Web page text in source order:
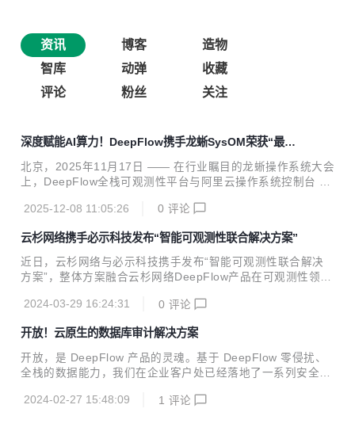
资讯 博客
造物
智库
动弹
收藏
评论
粉丝 关注
深度赋能AI算力！DeepFlow携手龙蜥SysOM荣获“最佳
联合解决方案奖”——eBPF破解CPU到GPU全链路观测难
题
北京，2025年11月17日 —— 在行业瞩目的龙蜥操作系统大会
上，DeepFlow全栈可观测性平台与阿里云操作系统控制台 Sy
础设施可观测解决方案”，荣获大会颁发的“最佳联合解决方案
也标志着在 AI 算力爆发式增长背景下，可观测性正成为支撑
大模型稳定运行与高效调优的关键核心。 在 LLM 大模型训练
与推理的全流程中，企业常面临 GPU 利用率低下、训练任务
夯住、请求响应延迟高等典型性能瓶颈。尤其在异构环境下数
据难以关联分析，导致问题定位困难、调优效率低下，严重影
2025-12-08 11:05:26 0 评论
云杉网络携手必示科技发布“智能可观测性联合解决方案”
近日，云杉网络与必示科技携手发布“智能可观测性联合解决
方案”，整体方案融合云杉网络DeepFlow产品在可观测性领
淀，完整实现IT系统高质量、高性能、全栈的可观测数据采
能化运维能力，大幅度降低复杂云原生系统运维技术难度，有
效消除云原生发展演进的运维阻碍。 随着各行业数字化转型的
迫切需求，IT应用系统云原生演进发展迅速，并直接带来了IT
原生重构后的系统可靠性保障能力减弱，运行风险骤增。IT运
2024-03-29 16:24:31 0 评论
开放！云原生的数据库审计解决方案
开放，是 DeepFlow 产品的灵魂。基于 DeepFlow 零侵扰、
全栈的数据能力，我们在企业客户处已经落地了一系列安全分
pFlow 企业版构建的数据库审计云原生解决方案，以及在 6.4
2024-02-27 15:48:09 1 评论